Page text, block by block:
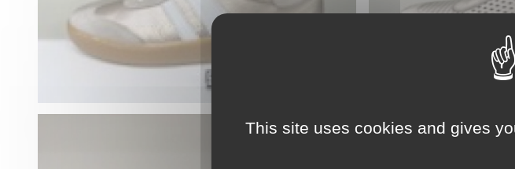
This site uses cookies and gives